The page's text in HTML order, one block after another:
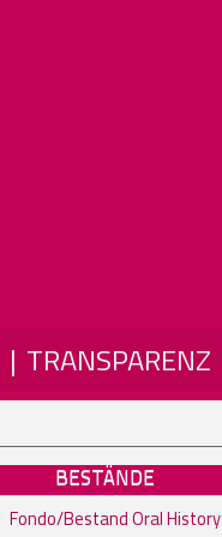
TRANSPARENZ
BESTÄNDE
Fondo/Bestand Oral History